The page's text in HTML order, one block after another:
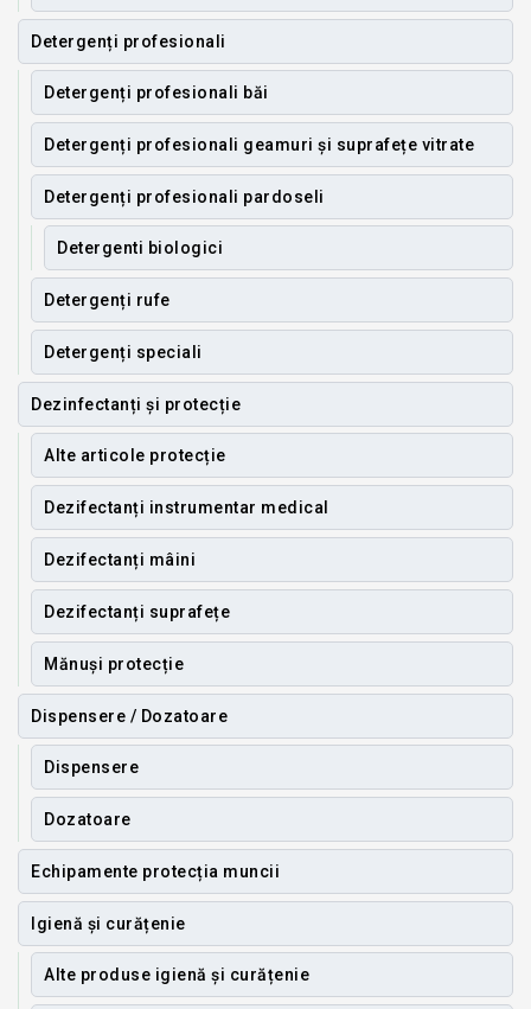
Detergenți profesionali
Detergenți profesionali băi
Detergenți profesionali geamuri și suprafețe vitrate
Detergenți profesionali pardoseli
Detergenti biologici
Detergenți rufe
Detergenți speciali
Dezinfectanți și protecție
Alte articole protecție
Dezifectanți instrumentar medical
Dezifectanți mâini
Dezifectanți suprafețe
Mănuși protecție
Dispensere / Dozatoare
Dispensere
Dozatoare
Echipamente protecția muncii
Igienă și curățenie
Alte produse igienă și curățenie